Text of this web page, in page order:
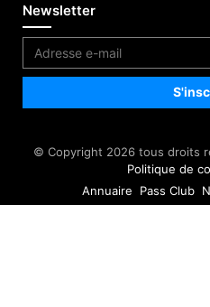
Newsletter
© Copyright 2026 tous droits
Politique de
Annuaire
Pass Club